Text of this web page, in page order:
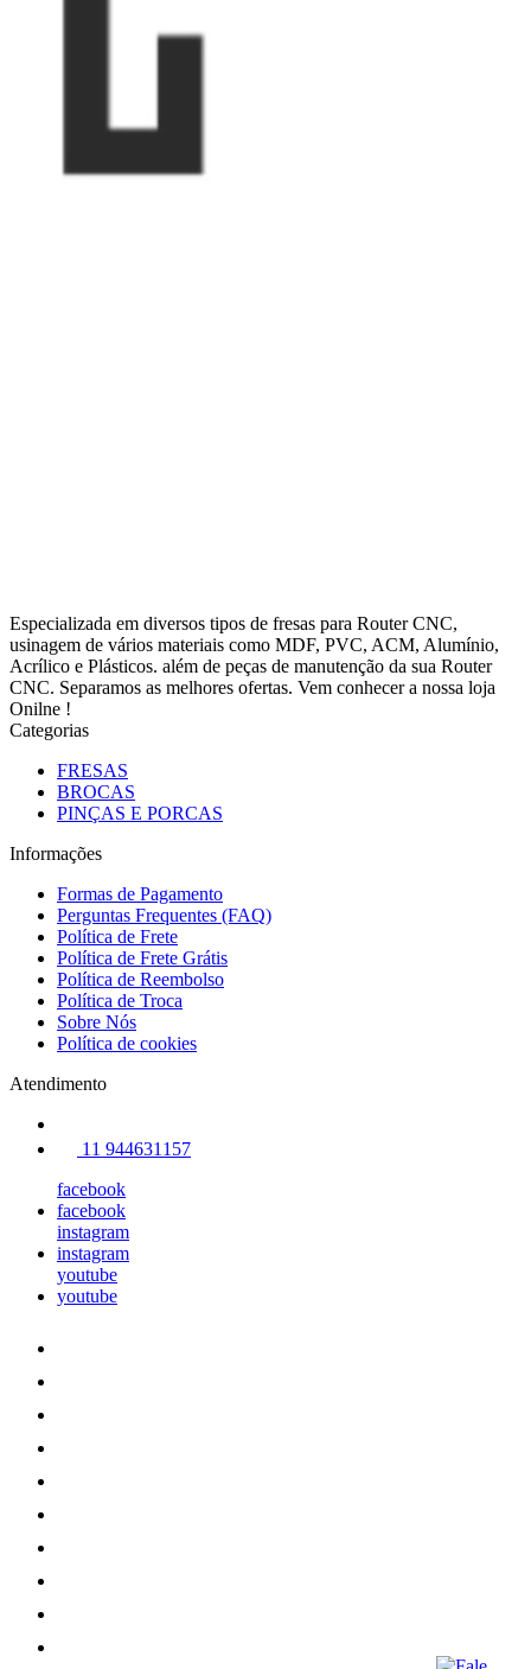
Especializada em diversos tipos de fresas para Router CNC,
usinagem de vários materiais como MDF, PVC, ACM, Alumínio,
Acrílico e Plásticos. além de peças de manutenção da sua Router
CNC. Separamos as melhores ofertas. Vem conhecer a nossa loja
Onilne !
Categorias
FRESAS
BROCAS
PINÇAS E PORCAS
Informações
Formas de Pagamento
Perguntas Frequentes (FAQ)
Política de Frete
Política de Frete Grátis
Política de Reembolso
Política de Troca
Sobre Nós
Política de cookies
Atendimento
11 944631157
facebook
facebook
instagram
instagram
youtube
youtube